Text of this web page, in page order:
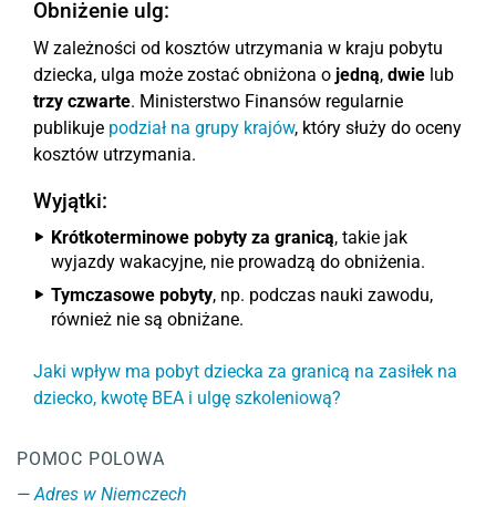
Obniżenie ulg:
W zależności od kosztów utrzymania w kraju pobytu
dziecka, ulga może zostać obniżona o jedną, dwie lub
trzy czwarte. Ministerstwo Finansów regularnie
publikuje podział na grupy krajów, który służy do oceny
kosztów utrzymania.
Wyjątki:
Krótkoterminowe pobyty za granicą, takie jak
wyjazdy wakacyjne, nie prowadzą do obniżenia.
Tymczasowe pobyty, np. podczas nauki zawodu,
również nie są obniżane.
Jaki wpływ ma pobyt dziecka za granicą na zasiłek na
dziecko, kwotę BEA i ulgę szkoleniową?
POMOC POLOWA
Adres w Niemczech